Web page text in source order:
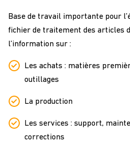
Base de travail importante pour
fichier de traitement des articles
l’information sur :
Les achats : matières
outillages
La production
Les services : support,
corrections